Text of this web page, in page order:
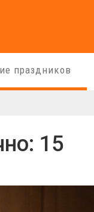
праздников
15